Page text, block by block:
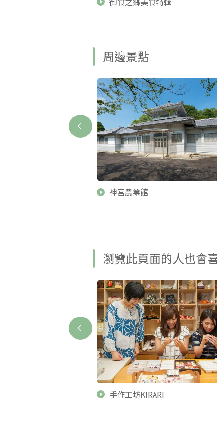
周邊景點
神宮農業館
瀏覽此頁面的人也會
手作工坊KIRARI